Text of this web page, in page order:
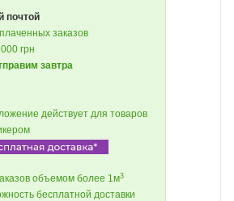
почтой
заказов
грн
завтра
действует для товаров
объемом более 1м3
бесплатной доставки